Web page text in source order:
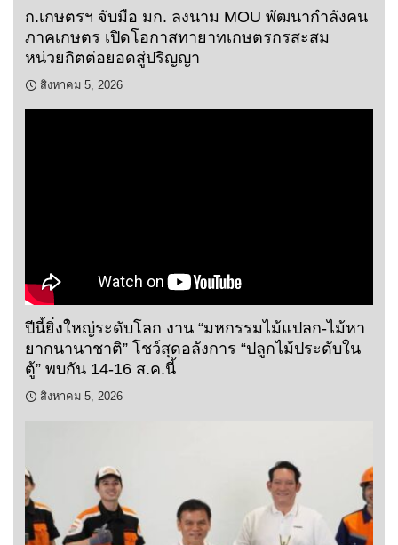
ก.เกษตรฯ จับมือ มก. ลงนาม MOU พัฒนากำลังคน
ภาคเกษตร เปิดโอกาสทายาทเกษตรกรสะสม
หน่วยกิตต่อยอดสู่ปริญญา
สิงหาคม 5, 2026
ปีนี้ยิ่งใหญ่ระดับโลก งาน “มหกรรมไม้แปลก-ไม้หา
ยากนานาชาติ” โชว์สุดอลังการ “ปลูกไม้ประดับใน
ตู้” พบกัน 14-16 ส.ค.นี้
สิงหาคม 5, 2026